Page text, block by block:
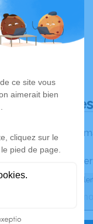
Déroulé
Les
Activez une
Recevoir une